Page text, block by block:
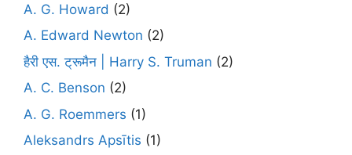
A. G. Howard (2)
A. Edward Newton (2)
हैरी एस. ट्रूमैन | Harry S. Truman (2)
A. C. Benson (2)
A. G. Roemmers (1)
Aleksandrs Apsītis (1)